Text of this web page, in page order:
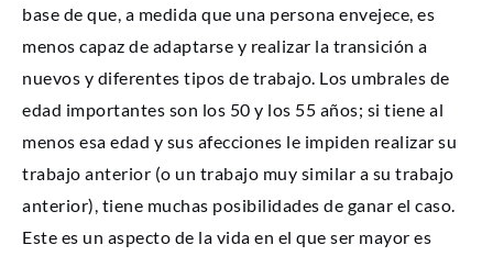
base de que, a medida que una persona envejece, es
menos capaz de adaptarse y realizar la transición a
nuevos y diferentes tipos de trabajo. Los umbrales de
edad importantes son los 50 y los 55 años; si tiene al
menos esa edad y sus afecciones le impiden realizar su
trabajo anterior (o un trabajo muy similar a su trabajo
anterior), tiene muchas posibilidades de ganar el caso.
Este es un aspecto de la vida en el que ser mayor es